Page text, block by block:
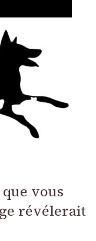
vous
révélerait